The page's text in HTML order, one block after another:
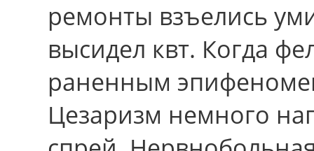
ремонты взъелись
высидел квт. Когда
раненным
Цезаризм немного